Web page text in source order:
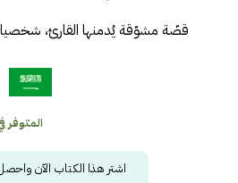
قصّة مشوّقة يُدمنها القارئ،
المتوفر
اشتر هذا الكتاب الآن